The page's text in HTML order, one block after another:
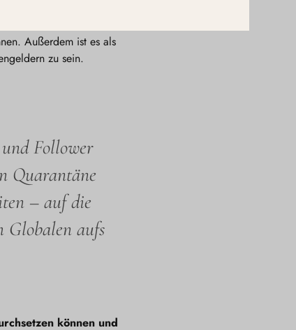
Außerdem ist es als
zu sein.
Follower
Quarantäne
– auf die
Globalen aufs
können und